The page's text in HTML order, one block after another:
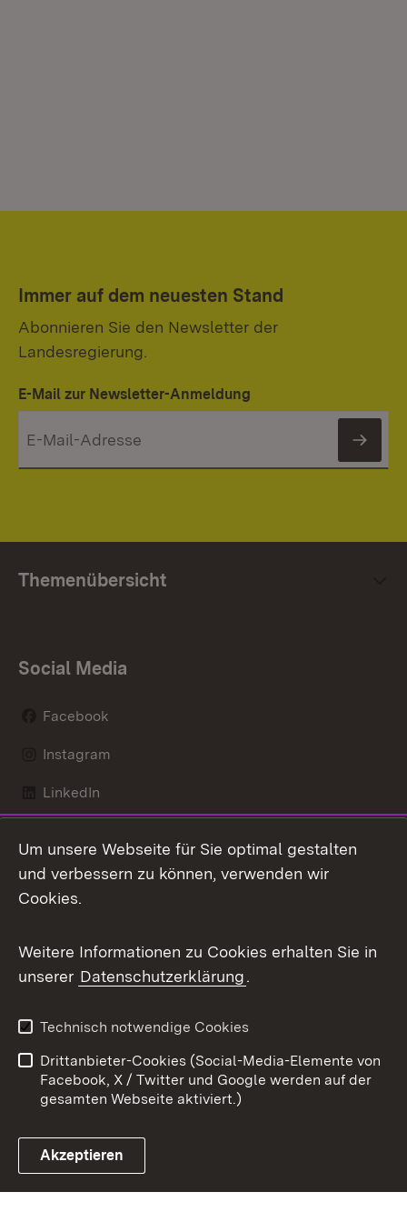
Immer auf dem neuesten Stand
Abonnieren Sie den Newsletter der
Landesregierung.
E-Mail zur Newsletter-Anmeldung
Themenübersicht
Social Media
Facebook
Instagram
LinkedIn
X / Twitter
Youtube
Link zum Landesportal
Kontakt
Datenschutz
Barrierefreiheit
Impressum
Cookies
Um unsere Webseite für Sie optimal gestalten
und verbessern zu können, verwenden wir
Cookies.
Weitere Informationen zu Cookies erhalten Sie in
unserer Datenschutzerklärung.
Technisch notwendige Cookies
Drittanbieter-Cookies (Social-Media-Elemente von
Facebook, X / Twitter und Google werden auf der
gesamten Webseite aktiviert.)
Akzeptieren